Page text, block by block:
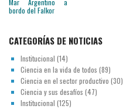
CATEGORÍAS DE NOTICIAS
Institucional (14)
Ciencia en la vida de todos (89)
Ciencia en el sector productivo (30)
Ciencia y sus desafíos (47)
Institucional (125)